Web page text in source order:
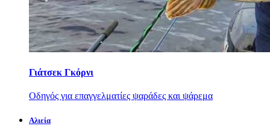
Γιάτσεκ Γκόρνι
Οδηγός για επαγγελματίες ψαράδες και ψάρεμα
Αλιεία